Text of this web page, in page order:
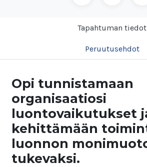
Tapahtuman tiedot
Peruutusehdot
Opi tunnistamaan
organisaatiosi
luontovaikutukset
kehittämään
luonnon
tukevaksi.